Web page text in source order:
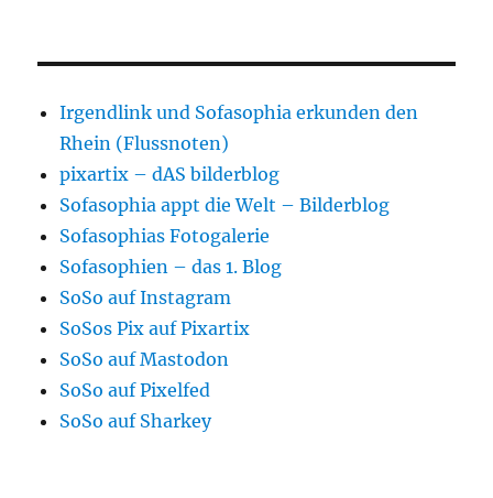
Irgendlink und Sofasophia erkunden den
Rhein (Flussnoten)
pixartix – dAS bilderblog
Sofasophia appt die Welt – Bilderblog
Sofasophias Fotogalerie
Sofasophien – das 1. Blog
SoSo auf Instagram
SoSos Pix auf Pixartix
SoSo auf Mastodon
SoSo auf Pixelfed
SoSo auf Sharkey